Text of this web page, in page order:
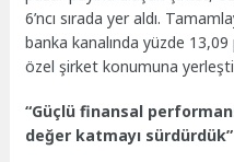
6’ncı sırada yer aldı.
banka kanalında yüzde 13,09
özel şirket konumuna
“Güçlü finansal
değer katmayı sürdürdük”